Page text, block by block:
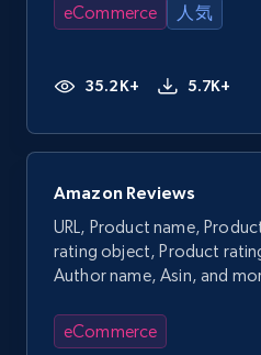
eCommerce 人気
35.2K+ 5.7K+
Amazon Reviews
URL, Product name,
rating object, Product
Author name, Asin, and
eCommerce